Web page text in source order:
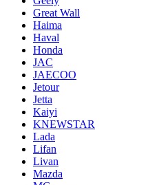
Great Wall
Haima
Haval
Honda
JAC
JAECOO
Jetour
Jetta
Kaiyi
KNEWSTAR
Lada
Lifan
Livan
Mazda